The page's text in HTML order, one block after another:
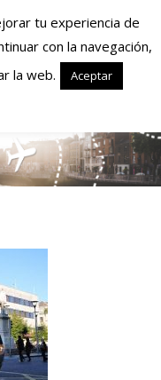
en
y trabajan en
tu experiencia de
con la navegación,
la web.
Aceptar